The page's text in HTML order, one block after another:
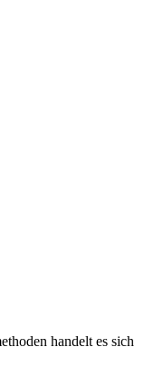
handelt es sich